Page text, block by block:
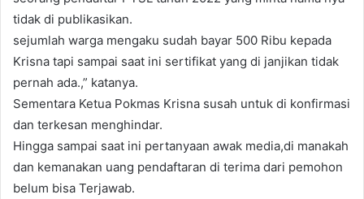
tidak di publikasikan.
sejumlah warga mengaku sudah bayar 500 Ribu kepada
Krisna tapi sampai saat ini sertifikat yang di janjikan tidak
pernah ada.,” katanya.
Sementara Ketua Pokmas Krisna susah untuk di konfirmasi
dan terkesan menghindar.
Hingga sampai saat ini pertanyaan awak media,di manakah
dan kemanakan uang pendaftaran di terima dari pemohon
belum bisa Terjawab.